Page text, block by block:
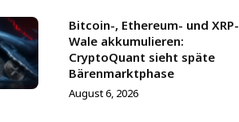
Bitcoin-, Ethereum- und XRP-
Wale akkumulieren:
CryptoQuant sieht späte
Bärenmarktphase
August 6, 2026